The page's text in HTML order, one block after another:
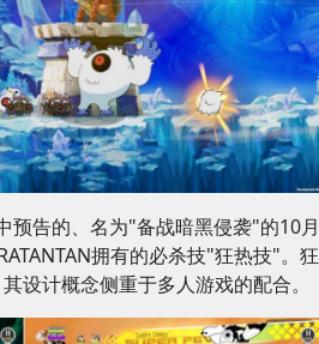
预告的、名为"备战暗黑侵袭"的10月
拥有的必杀技"狂热技"。狂
设计概念侧重于多人游戏的配合。